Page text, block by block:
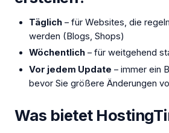
Täglich – für Websites, die
werden (Blogs, Shops)
Wöchentlich – für weitgehend
Vor jedem Update – immer ein
bevor Sie größere Änderungen
Was bietet